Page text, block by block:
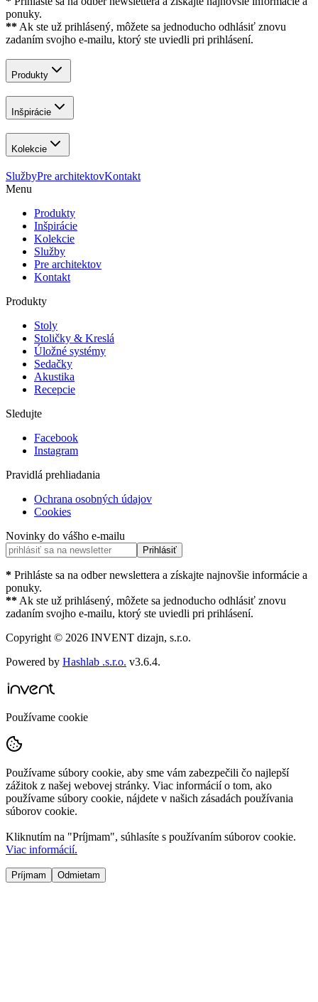
ponuky.
** Ak ste už prihlásený, môžete sa jednoducho odhlásiť znovu
zadaním svojho e-mailu, ktorý ste uviedli pri prihlásení.
Produkty
Inšpirácie
Kolekcie
SlužbyPre architektovKontakt
Menu
Produkty
Inšpirácie
Kolekcie
Služby
Pre architektov
Kontakt
Produkty
Stoly
Stoličky & Kreslá
Úložné systémy
Sedačky
Akustika
Recepcie
Sledujte
Facebook
Instagram
Pravidlá prehliadania
Ochrana osobných údajov
Cookies
Novinky do vášho e-mailu
Prihlásiť
* Prihláste sa na odber newslettera a získajte najnovšie informácie a
ponuky.
** Ak ste už prihlásený, môžete sa jednoducho odhlásiť znovu
zadaním svojho e-mailu, ktorý ste uviedli pri prihlásení.
Copyright © 2026 INVENT dizajn, s.r.o.
Powered by Hashlab .s.r.o. v3.6.4.
Používame cookie
Používame súbory cookie, aby sme vám zabezpečili čo najlepší
zážitok z našej webovej stránky. Viac informácií o tom, ako
používame súbory cookie, nájdete v našich zásadách používania
súborov cookie.
Kliknutím na "Príjmam", súhlasíte s používaním súborov cookie.
Viac informácií.
Príjmam Odmietam